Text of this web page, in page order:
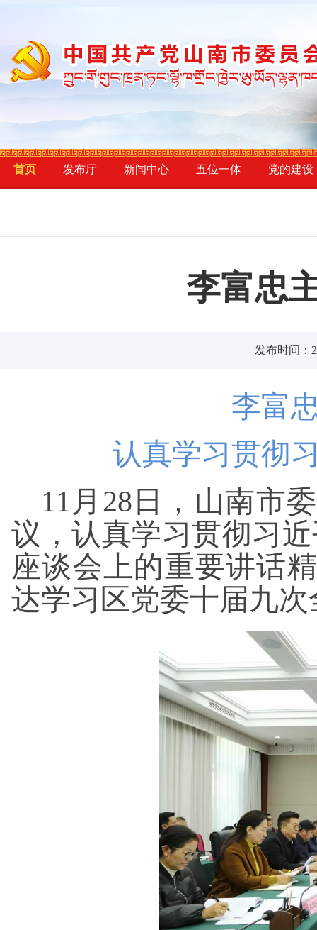
首页 发布厅 新闻中心 五位一体 党的建设
李富忠
发布时间：
李富
认真学习贯彻
11月28日，山南市
议，认真学习贯彻习
座谈会上的重要讲话
达学习区党委十届九